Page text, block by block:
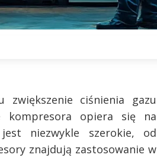
ciśnienia gazu
kompresora opiera się na
niezwykle szerokie, od
znajdują zastosowanie w